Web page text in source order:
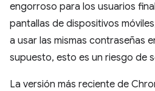
engorroso para los usuarios
pantallas de dispositivos
a usar las mismas contraseñas
supuesto, esto es un riesgo de
La versión más reciente de